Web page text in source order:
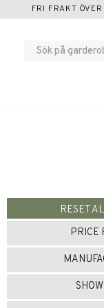
FRI FRAKT
RESET
PRICE
103
FOND
MIL-TEC
5